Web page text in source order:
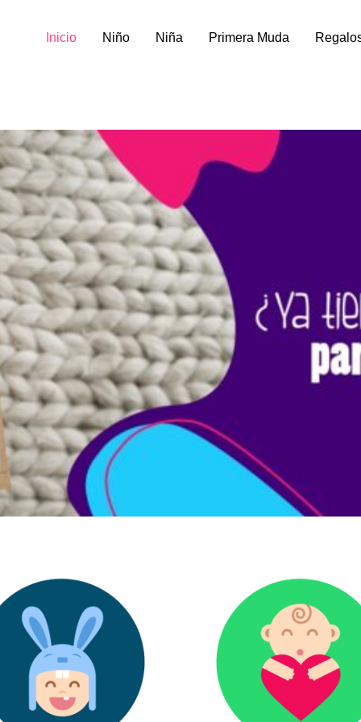
Inicio Niño Niña Primera Muda